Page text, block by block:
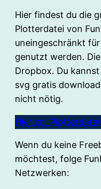
Hier findest du die
Plotterdatei von
uneingeschränkt
genutzt werden.
Dropbox. Du
svg gratis
nicht nötig.
Hier zur
Wenn du keine
möchtest, folge
Netzwerken: